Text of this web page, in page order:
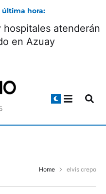
última hora:
atenderán
en Azuay
Home elvis crepo